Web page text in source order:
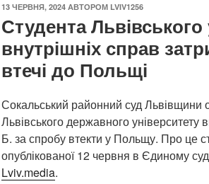
ОПУБЛІКОВАНО
13 ЧЕРВНЯ, 2024 АВТОРОМ LVIV1256
Студента Львівського
внутрішніх справ
втечі до Польщі
Сокальський районний суд Львівщини
Львівського державного
Б. за спробу втекти у Польщу. Про це
опублікованої 12 червня в Єдиному
Lviv.media.